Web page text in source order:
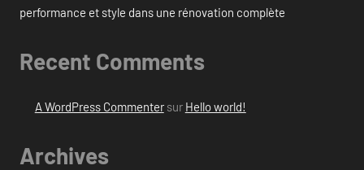
performance et style dans une rénovation complète
Recent Comments
A WordPress Commentersur Hello world!
Archives